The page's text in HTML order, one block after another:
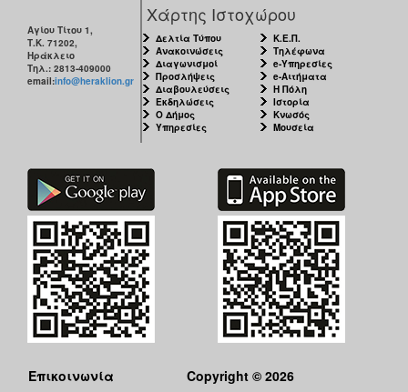
Αγίου Τίτου 1,
Τ.Κ. 71202,
Ηράκλειο
Τηλ.: 2813-409000
email:info@heraklion.gr
Χάρτης Ιστοχώρου
Δελτία Τύπου
Ανακοινώσεις
Διαγωνισμοί
Προσλήψεις
Διαβουλεύσεις
Εκδηλώσεις
Ο Δήμος
Υπηρεσίες
Κ.Ε.Π.
Τηλέφωνα
e-Υπηρεσίες
e-Αιτήματα
Η Πόλη
Ιστορία
Κνωσός
Μουσεία
Επικοινωνία
Copyright © 2026